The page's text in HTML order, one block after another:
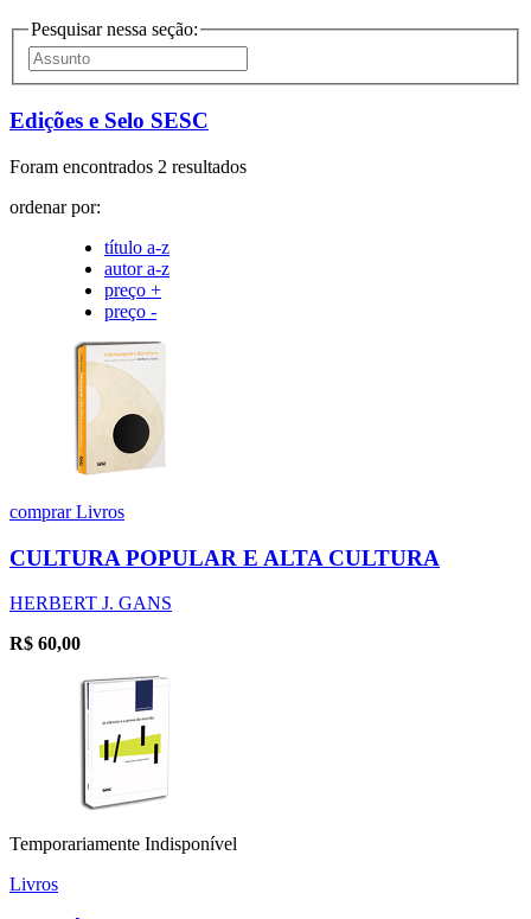
Pesquisar nessa seção:
Edições e Selo SESC
Foram encontrados 2 resultados
ordenar por:
título a-z
autor a-z
preço +
preço -
comprarLivros
CULTURA POPULAR E ALTA CULTURA
HERBERT J. GANS
R$ 60,00
Temporariamente Indisponível
Livros